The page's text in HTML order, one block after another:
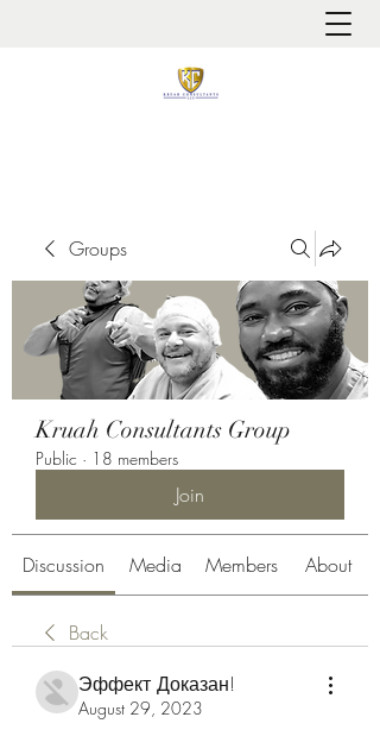
Groups
Kruah Consultants Group
Public · 18 members
Join
Discussion Media Members About
Back
Эффект Доказан!
August 29, 2023